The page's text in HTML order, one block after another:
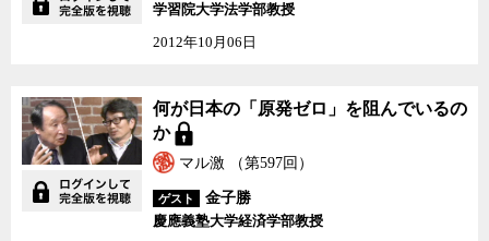
学習院大学法学部教授
2012年10月06日
何が日本の「原発ゼロ」
を阻んでいるのか
何が日本の「原発ゼロ」を阻んでいるの
か
マル激 （第597回）
ゲスト
金子勝
慶應義塾大学経済学部教授